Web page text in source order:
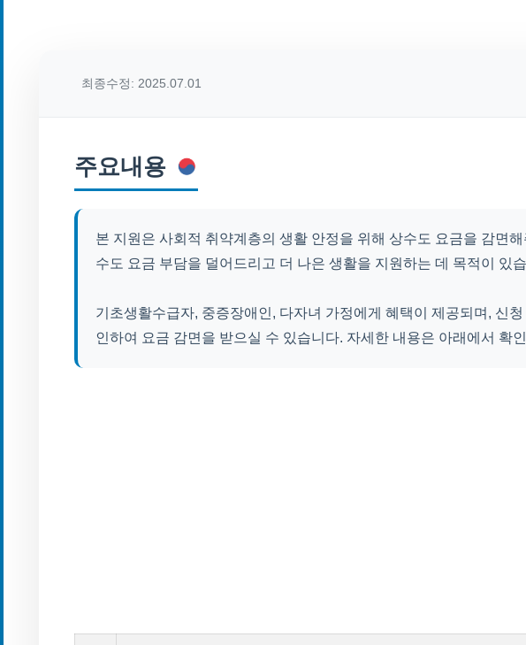
최종수정: 2025.07.01
주요내용
본 지원은 사회적 취약계층의 생활 안정을 위해 상수도 요금을 감면
수도 요금 부담을 덜어드리고 더 나은 생활을 지원하는 데 목적이 있
기초생활수급자, 중증장애인, 다자녀 가정에게 혜택이 제공되며, 신
인하여 요금 감면을 받으실 수 있습니다. 자세한 내용은 아래에서 확